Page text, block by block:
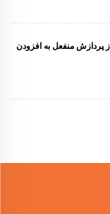
پردازش منفعل به افزودن